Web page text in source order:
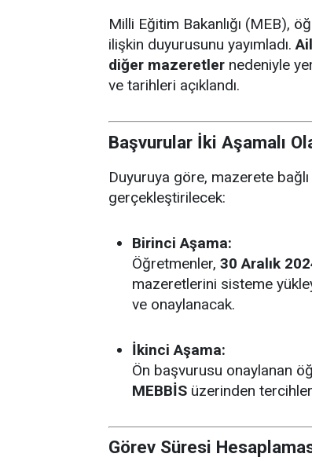
Milli Eğitim Bakanlığı (MEB),
ilişkin duyurusunu yayımladı.
diğer mazeretler nedeniyle
ve tarihleri açıklandı.
Başvurular İki Aşamalı
Duyuruya göre, mazerete
gerçekleştirilecek:
Birinci Aşama:
Öğretmenler, 30 Aralık
mazeretlerini sisteme
ve onaylanacak.
İkinci Aşama:
Ön başvurusu onaylanan
MEBBİS üzerinden
Görev Süresi